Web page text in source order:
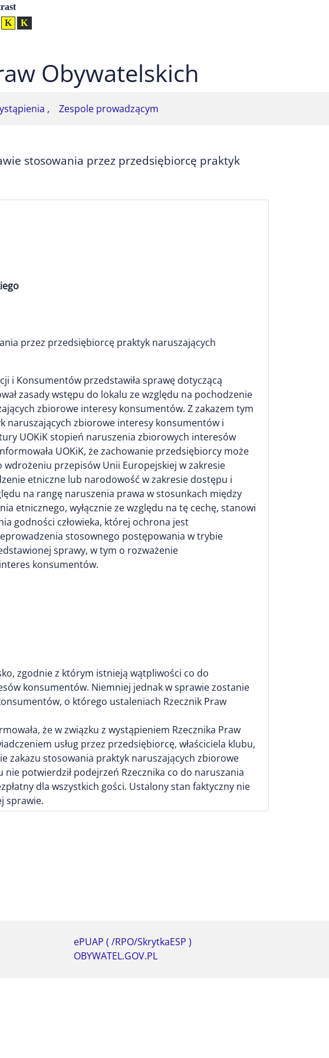
normalny
Kontrast biały tekst na czarnym
Kontrast czarny tekst na żółtym
Obywatelskich
, Zespole prowadzącym
stosowania przez przedsiębiorcę praktyk
przez przedsiębiorcę praktyk naruszających
i Konsumentów przedstawiła sprawę dotyczącą
zasady wstępu do lokalu ze względu na pochodzenie
zbiorowe interesy konsumentów. Z zakazem tym
naruszających zbiorowe interesy konsumentów i
UOKiK stopień naruszenia zbiorowych interesów
UOKiK, że zachowanie przedsiębiorcy może
przepisów Unii Europejskiej w zakresie
etniczne lub narodowość w zakresie dostępu i
na rangę naruszenia prawa w stosunkach między
etnicznego, wyłącznie ze względu na tę cechę, stanowi
godności człowieka, której ochrona jest
stosownego postępowania w trybie
sprawy, w tym o rozważenie
konsumentów.
zgodnie z którym istnieją wątpliwości co do
konsumentów. Niemniej jednak w sprawie zostanie
o którego ustaleniach Rzecznik Praw
że w związku z wystąpieniem Rzecznika Praw
usług przez przedsiębiorcę, właściciela klubu,
zakazu stosowania praktyk naruszających zbiorowe
potwierdził podejrzeń Rzecznika co do naruszania
dla wszystkich gości. Ustalony stan faktyczny nie
sprawie.
ePUAP ( /RPO/SkrytkaESP )
OBYWATEL.GOV.PL